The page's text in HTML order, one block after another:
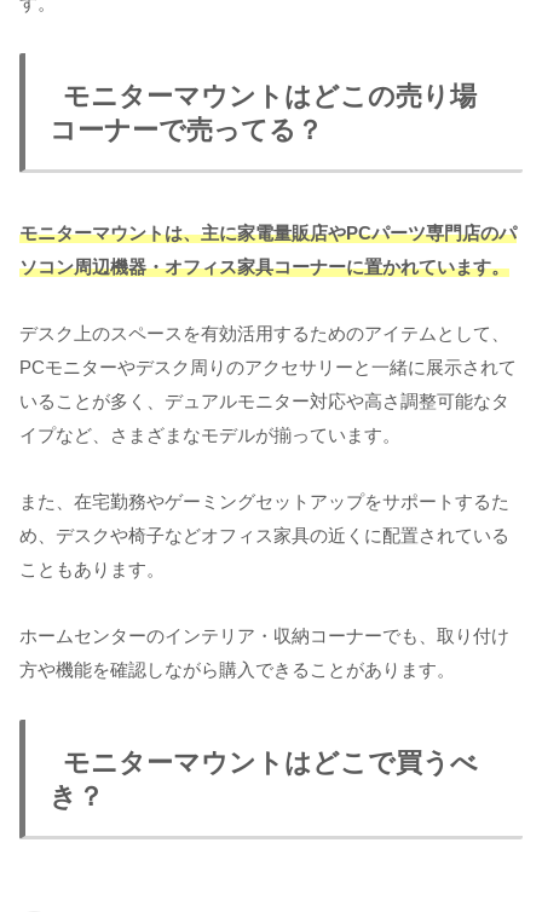
モニターマウントはどこの売り場
コーナーで売ってる？
モニターマウントは、主に家電量販店やPCパーツ専門店のパ
ソコン周辺機器・オフィス家具コーナーに置かれています。
デスク上のスペースを有効活用するためのアイテムとして、
PCモニターやデスク周りのアクセサリーと一緒に展示されて
いることが多く、デュアルモニター対応や高さ調整可能なタ
イプなど、さまざまなモデルが揃っています。
また、在宅勤務やゲーミングセットアップをサポートするた
め、デスクや椅子などオフィス家具の近くに配置されている
こともあります。
ホームセンターのインテリア・収納コーナーでも、取り付け
方や機能を確認しながら購入できることがあります。
モニターマウントはどこで買うべ
き？